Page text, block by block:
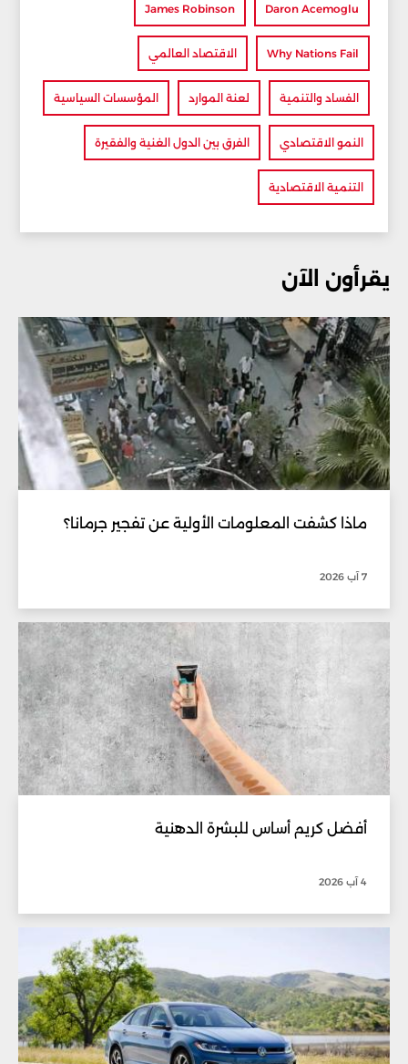
Daron Acemoglu
James Robinson
Why Nations Fail الاقتصاد العالمي
الفساد والتنمية لعنة الموارد المؤسسات السياسية
النمو الاقتصادي الفرق بين الدول الغنية والفقيرة
التنمية الاقتصادية
يقرأون الآن
ماذا كشفت المعلومات الأولية عن تفجير جرمانا؟
7 آب 2026
أفضل كريم أساس للبشرة الدهنية
4 آب 2026